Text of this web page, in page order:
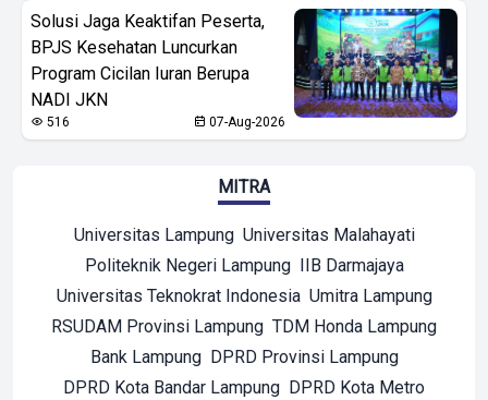
Solusi Jaga Keaktifan Peserta,
BPJS Kesehatan Luncurkan
Program Cicilan Iuran Berupa
NADI JKN
516 07-Aug-2026
MITRA
Universitas Lampung Universitas Malahayati
Politeknik Negeri Lampung
IIB Darmajaya
Universitas Teknokrat Indonesia Umitra Lampung
RSUDAM Provinsi Lampung TDM Honda Lampung
Bank Lampung
DPRD Provinsi Lampung
DPRD Kota Bandar Lampung DPRD Kota Metro